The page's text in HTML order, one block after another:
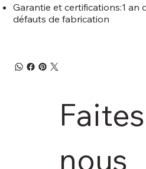
Garantie et certifications:1 an
défauts de fabrication
nous